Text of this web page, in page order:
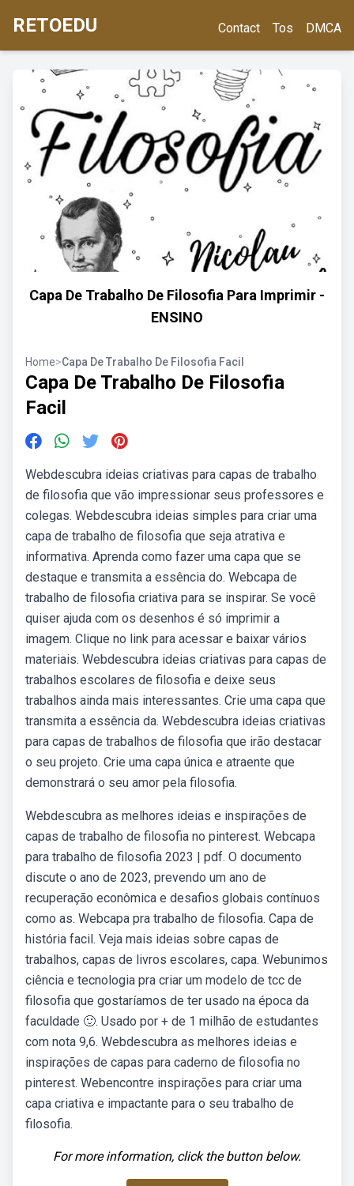
RETOEDU Contact Tos DMCA
Capa De Trabalho De Filosofia Para Imprimir -
ENSINO
Home>Capa De Trabalho De Filosofia Facil
Capa De Trabalho De Filosofia
Facil
Webdescubra ideias criativas para capas de trabalho
de filosofia que vão impressionar seus professores e
colegas. Webdescubra ideias simples para criar uma
capa de trabalho de filosofia que seja atrativa e
informativa. Aprenda como fazer uma capa que se
destaque e transmita a essência do. Webcapa de
trabalho de filosofia criativa para se inspirar. Se você
quiser ajuda com os desenhos é só imprimir a
imagem. Clique no link para acessar e baixar vários
materiais. Webdescubra ideias criativas para capas de
trabalhos escolares de filosofia e deixe seus
trabalhos ainda mais interessantes. Crie uma capa que
transmita a essência da. Webdescubra ideias criativas
para capas de trabalhos de filosofia que irão destacar
o seu projeto. Crie uma capa única e atraente que
demonstrará o seu amor pela filosofia.
Webdescubra as melhores ideias e inspirações de
capas de trabalho de filosofia no pinterest. Webcapa
para trabalho de filosofia 2023 | pdf. O documento
discute o ano de 2023, prevendo um ano de
recuperação econômica e desafios globais contínuos
como as. Webcapa pra trabalho de filosofia. Capa de
história facil. Veja mais ideias sobre capas de
trabalhos, capas de livros escolares, capa. Webunimos
ciência e tecnologia pra criar um modelo de tcc de
filosofia que gostaríamos de ter usado na época da
faculdade 🙂. Usado por + de 1 milhão de estudantes
com nota 9,6. Webdescubra as melhores ideias e
inspirações de capas para caderno de filosofia no
pinterest. Webencontre inspirações para criar uma
capa criativa e impactante para o seu trabalho de
filosofia.
For more information, click the button below.